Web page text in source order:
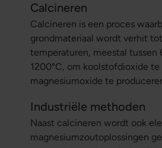
Calcineren
Calcineren is een proces
grondmateriaal wordt verhit
temperaturen, meestal tussen
1200°C, om koolstofdioxide
magnesiumoxide te
Industriële methoden
Naast calcineren wordt ook
magnesiumzoutoplossingen